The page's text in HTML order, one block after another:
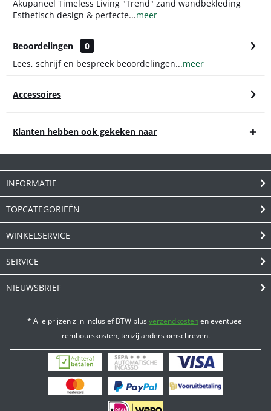
Akupaneel Timeless Living "Trend" zand wandbekleding
Esthetisch design & perfecte...meer
Beoordelingen
0
Lees, schrijf en bespreek beoordelingen...meer
Accessoires
Klanten hebben ook gekeken naar
INFORMATIE
TOPCATEGORIEËN
WINKELSERVICE
SERVICE
NIEUWSBRIEF
* Alle prijzen zijn inclusief BTW plusverzendkostenen eventueel
rembourskosten, tenzij anders omschreven.